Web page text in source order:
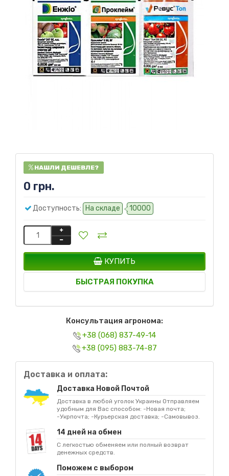
НАШЛИ ДЕШЕВЛЕ?
0 грн.
Доступность: На складе 10000
КУПИТЬ
БЫСТРАЯ ПОКУПКА
Консультация агронома:
+38 (068) 837-49-14
+38 (095) 883-74-87
Доставка и оплата:
Доставка Новой Почтой
Доставка в любой уголок Украины Отправляем
удобным для Вас способом: -Новая почта;
-Укрпочта; -Курьерская доставка; -Самовывоз.
14 дней на обмен
С легкостью обменяем или полный возврат
денежных средств.
Поможем с выбором